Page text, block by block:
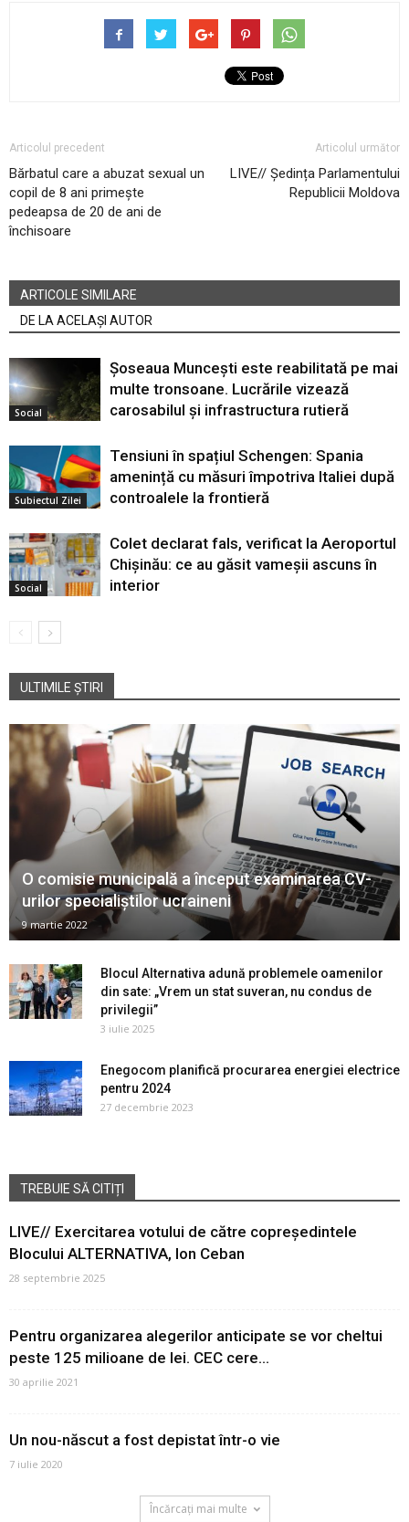
Articolul precedent
Bărbatul care a abuzat sexual un
copil de 8 ani primește
pedeapsa de 20 de ani de
închisoare
Articolul următor
LIVE// Ședința Parlamentului
Republicii Moldova
ARTICOLE SIMILARE
DE LA ACELAȘI AUTOR
Social
Șoseaua Muncești este reabilitată pe mai
multe tronsoane. Lucrările vizează
carosabilul și infrastructura rutieră
Subiectul Zilei
Tensiuni în spațiul Schengen: Spania
amenință cu măsuri împotriva Italiei după
controalele la frontieră
Social
Colet declarat fals, verificat la Aeroportul
Chișinău: ce au găsit vameșii ascuns în
interior
ULTIMILE ȘTIRI
O comisie municipală a început examinarea CV-
urilor specialiștilor ucraineni
9 martie 2022
Blocul Alternativa adună problemele oamenilor
din sate: „Vrem un stat suveran, nu condus de
privilegii”
3 iulie 2025
Enegocom planifică procurarea energiei electrice
pentru 2024
27 decembrie 2023
TREBUIE SĂ CITIȚI
LIVE// Exercitarea votului de către copreședintele
Blocului ALTERNATIVA, Ion Ceban
28 septembrie 2025
Pentru organizarea alegerilor anticipate se vor cheltui
peste 125 milioane de lei. CEC cere...
30 aprilie 2021
Un nou-născut a fost depistat într-o vie
7 iulie 2020
Încărcați mai multe